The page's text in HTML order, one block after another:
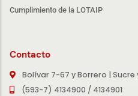
Cumplimiento de la LOTAIP
Contacto
Bolívar 7-67 y Borrero | Sucre
(593-7) 4134900 / 4134901